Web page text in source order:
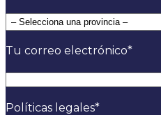
Tu correo electrónico*
Políticas legales*